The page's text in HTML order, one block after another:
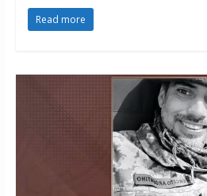
Read more